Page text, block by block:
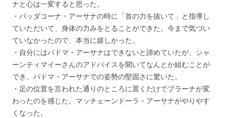
ナと心は一変すると思った。
・バッダコーナ・アーサナの時に「首の力を抜いて」と指導し
ていただいて、身体の力みをとることができた。今まで気づい
ていなかったので、本当に嬉しかった。
・自分にはパドマ・アーサナはできないと諦めていたが、シャ
ーンティマイーさんのアドバイスを聞いてなんとか組むことが
でき、パドマ・アーサナでの姿勢の堅固さに驚いた。
・足の位置を言われた通りのところに置くだけでプラーナが変
わったのを感じた。マッチェーンドーラ・アーサナがやりやす
くなった。